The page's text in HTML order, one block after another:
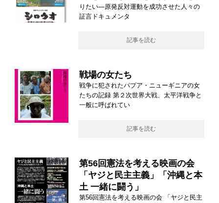
りたい―原発反対運動を成功させた人々の
証言ドキュメンタ
記事を読む
戦場の女たち
戦争に犯されたパプア・ニューギニアの女
たちの記録 第２次世界大戦、太平洋戦争と
一般に呼ばれてい
記事を読む
第56回憲法を考える映画の会
「ヤジと民主主義」「沖縄と本
土 一緒に闘う」
第56回憲法を考える映画の会 「ヤジと民主